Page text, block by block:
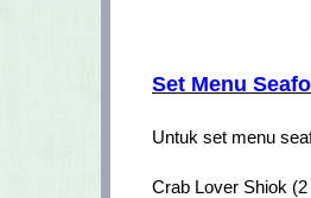
Set Menu
Untuk set menu
Crab Lover Shiok